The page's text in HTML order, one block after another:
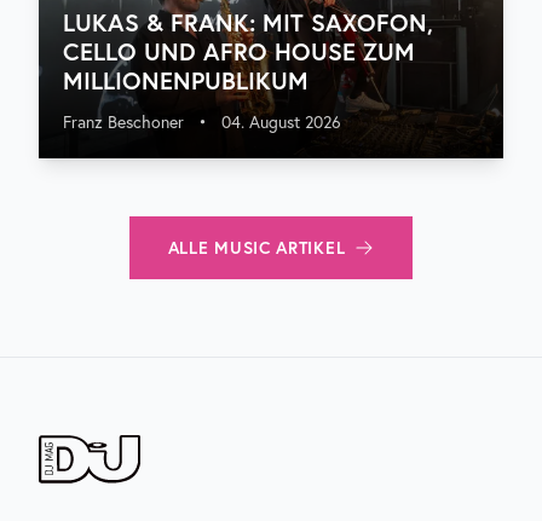
LUKAS & FRANK: MIT SAXOFON,
CELLO UND AFRO HOUSE ZUM
MILLIONENPUBLIKUM
Franz Beschoner • 04. August 2026
ALLE MUSIC ARTIKEL